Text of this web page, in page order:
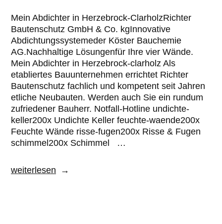
Mein Abdichter in Herzebrock-ClarholzRichter
Bautenschutz GmbH & Co. kgInnovative
Abdichtungssystemeder Köster Bauchemie
AG.Nachhaltige Lösungenfür Ihre vier Wände.
Mein Abdichter in Herzebrock-clarholz Als
etabliertes Bauunternehmen errichtet Richter
Bautenschutz fachlich und kompetent seit Jahren
etliche Neubauten. Werden auch Sie ein rundum
zufriedener Bauherr. Notfall-Hotline undichte-
keller200x Undichte Keller feuchte-waende200x
Feuchte Wände risse-fugen200x Risse & Fugen
schimmel200x Schimmel …
weiterlesen